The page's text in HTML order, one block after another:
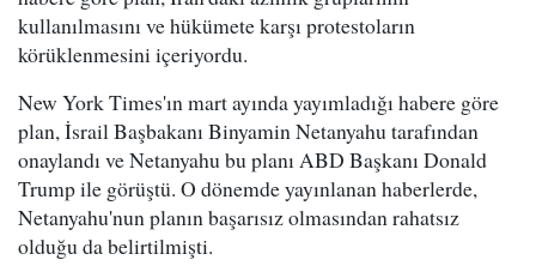
kullanılmasını ve hükümete karşı protestoların
körüklenmesini içeriyordu.
New York Times'ın mart ayında yayımladığı habere göre
plan, İsrail Başbakanı Binyamin Netanyahu tarafından
onaylandı ve Netanyahu bu planı ABD Başkanı Donald
Trump ile görüştü. O dönemde yayınlanan haberlerde,
Netanyahu'nun planın başarısız olmasından rahatsız
olduğu da belirtilmişti.